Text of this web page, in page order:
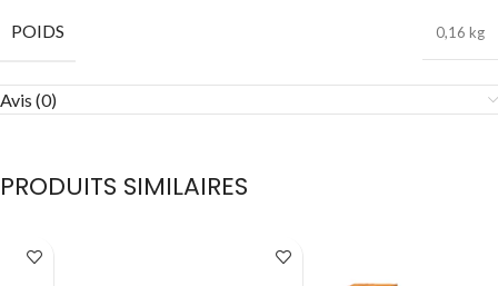
POIDS
0,16 kg
Avis (0)
PRODUITS SIMILAIRES